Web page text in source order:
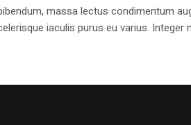
massa lectus condimentum
iaculis purus eu varius.